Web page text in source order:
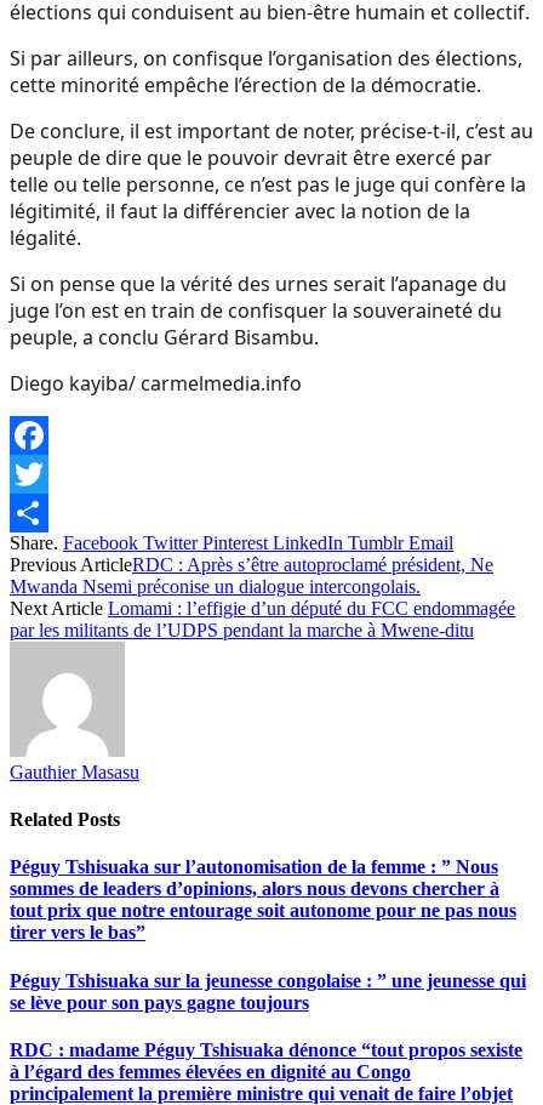
élections qui conduisent au bien-être humain et collectif.
Si par ailleurs, on confisque l’organisation des élections,
cette minorité empêche l’érection de la démocratie.
De conclure, il est important de noter, précise-t-il, c’est au
peuple de dire que le pouvoir devrait être exercé par
telle ou telle personne, ce n’est pas le juge qui confère la
légitimité, il faut la différencier avec la notion de la
légalité.
Si on pense que la vérité des urnes serait l’apanage du
juge l’on est en train de confisquer la souveraineté du
peuple, a conclu Gérard Bisambu.
Diego kayiba/ carmelmedia.info
Facebook
Twitter
Share
Share. Facebook Twitter Pinterest LinkedIn Tumblr Email
Previous ArticleRDC : Après s’être autoproclamé président, Ne
Mwanda Nsemi préconise un dialogue intercongolais.
Next Article Lomami : l’effigie d’un député du FCC endommagée
par les militants de l’UDPS pendant la marche à Mwene-ditu
Gauthier Masasu
Related Posts
Péguy Tshisuaka sur l’autonomisation de la femme : ” Nous
sommes de leaders d’opinions, alors nous devons chercher à
tout prix que notre entourage soit autonome pour ne pas nous
tirer vers le bas”
Péguy Tshisuaka sur la jeunesse congolaise : ” une jeunesse qui
se lève pour son pays gagne toujours
RDC : madame Péguy Tshisuaka dénonce “tout propos sexiste
à l’égard des femmes élevées en dignité au Congo
principalement la première ministre qui venait de faire l’objet